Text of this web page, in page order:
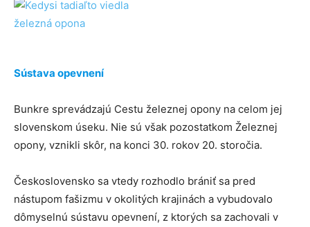
Sústava opevnení
Bunkre sprevádzajú Cestu železnej opony na celom jej
slovenskom úseku. Nie sú však pozostatkom Železnej
opony, vznikli skôr, na konci 30. rokov 20. storočia.
Československo sa vtedy rozhodlo brániť sa pred
nástupom fašizmu v okolitých krajinách a vybudovalo
dômyselnú sústavu opevnení, z ktorých sa zachovali v